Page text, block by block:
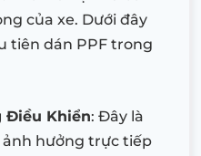
của xe. Dưới đây
tiên dán PPF trong
Điều Khiển: Đây là
hưởng trực tiếp